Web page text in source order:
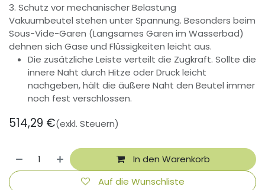
3. Schutz vor mechanischer Belastung
Vakuumbeutel stehen unter Spannung. Besonders beim
Sous-Vide-Garen (Langsames Garen im Wasserbad)
dehnen sich Gase und Flüssigkeiten leicht aus.
Die zusätzliche Leiste verteilt die Zugkraft. Sollte die
innere Naht durch Hitze oder Druck leicht
nachgeben, hält die äußere Naht den Beutel immer
noch fest verschlossen.
514,29 €(exkl. Steuern)
In den Warenkorb
Auf die Wunschliste